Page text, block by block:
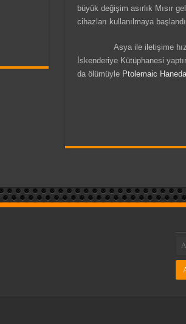
büyük değişim asırlık Mısır
cihazları kullanılmaya başlandı.
Asya ile iletişime
İskenderiye Kütüphanesi
da ölümüyle Ptolemaic